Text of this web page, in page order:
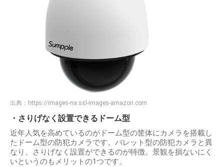
出典： https://images-na.ssl-images-amazon.com
・さりげなく設置できるドーム型
近年人気を高めているのがドーム型の筐体にカメラを搭載し
たドーム型の防犯カメラです。バレット型の防犯カメラと異
なり、さりげなく設置ができるのが特徴。景観を損ないにく
いというのもメリットの1つです。